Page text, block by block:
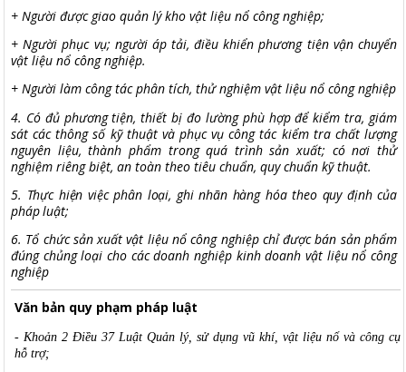
+ Người được giao quản lý kho vật liệu nổ công nghiệp;
+Người phục vụ; người áp tải, điều khiển phương tiện vận chuyển
vật liệu nổ công nghiệp.
+ Người làm công tácphân tích, thửnghiệm vật liệu nổ công nghiệp
4. Có đủ phương tiện, thiết bị đo lường phù hợp để kiểm tra, giám
sát các thông số kỹ thuật và phục vụ công tác kiểm tra chất lượng
nguyên liệu, thành phẩm trong quá trình sản xuất; có nơi thử
nghiệm riêng biệt, an toàn theo tiêu chuẩn, quy chuẩn kỹ thuật.
5. Thực hiện việc phân loại, ghi nhãn hàng hóa theo quy định của
pháp luật;
6. Tổ chức sản xuất vật liệu nổ công nghiệp chỉ được bán sản phẩm
đúng chủng loại cho các doanh nghiệp kinh doanh vật liệu nổ công
nghiệp
Văn bản quy phạm pháp luật
- Khoản 2 Điều 37 Luật Quản lý, sử dụng vũ khí, vật liệu nổ và công cụ
hỗ trợ;